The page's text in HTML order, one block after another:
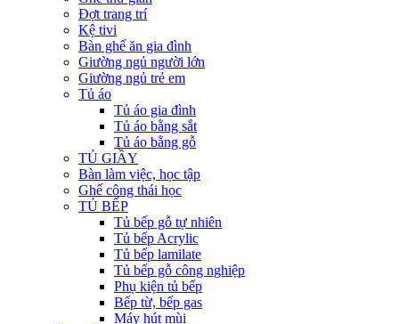
Đợt trang trí
Kệ tivi
Bàn ghế ăn gia đình
Giường ngủ người lớn
Giường ngủ trẻ em
Tủ áo
Tủ áo gia đình
Tủ áo bằng sắt
Tủ áo bằng gỗ
TỦ GIẦY
Bàn làm việc, học tập
Ghế công thái học
TỦ BẾP
Tủ bếp gỗ tự nhiên
Tủ bếp Acrylic
Tủ bếp lamilate
Tủ bếp gỗ công nghiệp
Phụ kiện tủ bếp
Bếp từ, bếp gas
Máy hút mùi